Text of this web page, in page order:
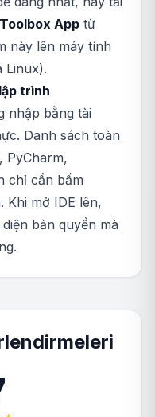
App từ
này lên máy tính
Linux).
trình
nhập bằng tài
Danh sách toàn
PyCharm,
chỉ cần bấm
Khi mở IDE lên,
bản quyền mà